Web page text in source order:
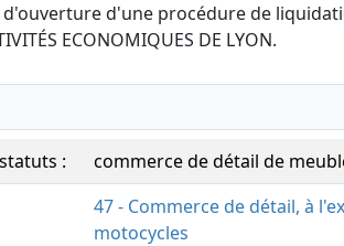
d'une procédure de
ECONOMIQUES DE LYON.
:
commerce de détail de
47 - Commerce de détail, à
motocycles